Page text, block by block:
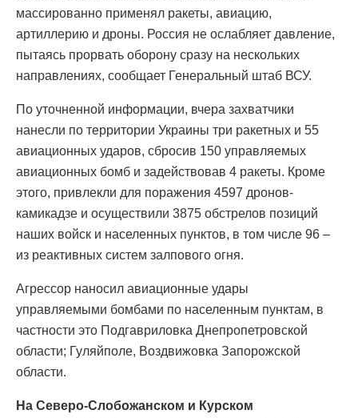
массированно применял ракеты, авиацию,
артиллерию и дроны. Россия не ослабляет давление,
пытаясь прорвать оборону сразу на нескольких
направлениях, сообщает Генеральный штаб ВСУ.
По уточненной информации, вчера захватчики
нанесли по территории Украины три ракетных и 55
авиационных ударов, сбросив 150 управляемых
авиационных бомб и задействовав 4 ракеты. Кроме
этого, привлекли для поражения 4597 дронов-
камикадзе и осуществили 3875 обстрелов позиций
наших войск и населенных пунктов, в том числе 96 –
из реактивных систем залпового огня.
Агрессор наносил авиационные удары
управляемыми бомбами по населенным пунктам, в
частности это Подгавриловка Днепропетровской
области; Гуляйполе, Воздвижовка Запорожской
области.
На Северо-Слобожанском и Курском